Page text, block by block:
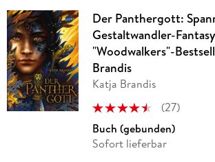
Der Panthergott:
Gestaltwandler-
"Woodwalkers"-
Brandis
Katja Brandis
(27)
Buch (gebunden)
Sofort lieferbar